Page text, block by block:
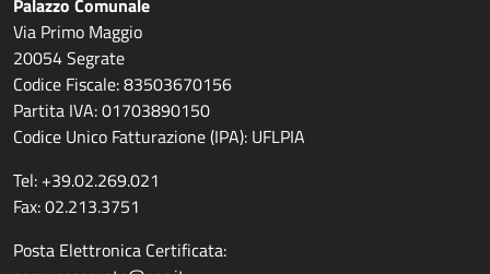
Palazzo Comunale
Via Primo Maggio
20054 Segrate
Codice Fiscale: 83503670156
Partita IVA: 01703890150
Codice Unico Fatturazione (IPA): UFLPIA
Tel: +39.02.269.021
Fax: 02.213.3751
Posta Elettronica Certificata: